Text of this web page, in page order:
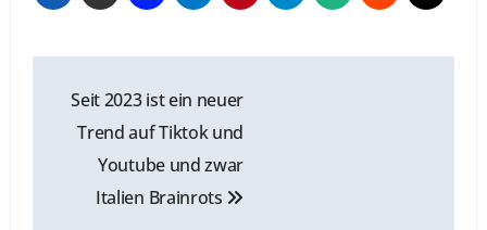
Seit 2023 ist ein neuer
Trend auf Tiktok und
Youtube und zwar
Italien Brainrots